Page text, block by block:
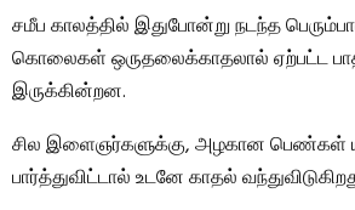
சமீப காலத்தில் இதுபோன்று நடந்த
கொலைகள் ஒருதலைக்காதலால் ஏற்பட்ட
இருக்கின்றன.
சில இளைஞர்களுக்கு, அழகான பெண்கள்
பார்த்துவிட்டால் உடனே காதல்